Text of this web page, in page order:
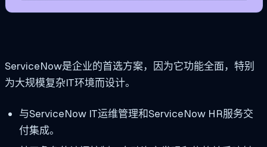
ServiceNow是企业的首选方案，因为它功能全面，特别
为大规模复杂IT环境而设计。
与ServiceNow IT运维管理和ServiceNow HR服务交
付集成。